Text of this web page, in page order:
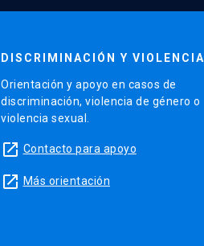
DISCRIMINACIÓN Y VIOLENCIA
Orientación y apoyo en casos de
discriminación, violencia de género o
violencia sexual.
launch Contacto para apoyo
launch Más orientación